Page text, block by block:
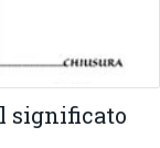
significato